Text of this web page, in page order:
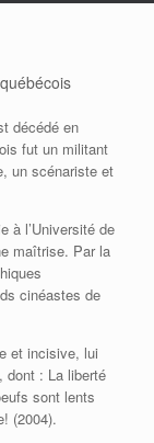
décédé en
fut un militant
un scénariste et
à l’Université de
maîtrise. Par la
cinéastes de
et incisive, lui
dont : La liberté
sont lents
(2004).